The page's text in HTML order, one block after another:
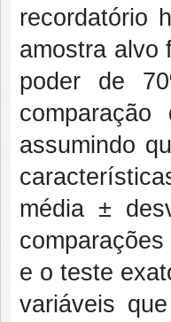
recordatório
amostra alvo
poder de
assumindo
média ±
e o teste
variáveis